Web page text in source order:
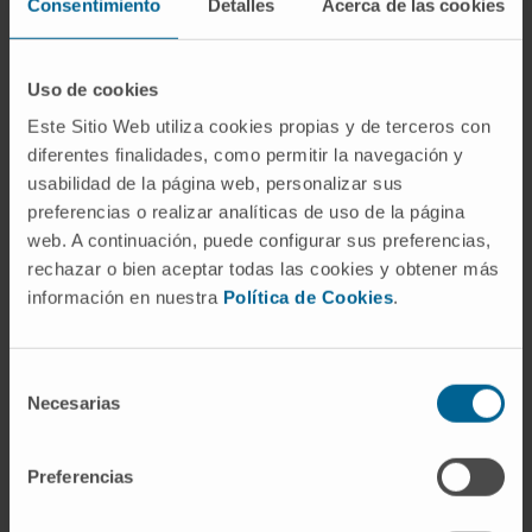
Consentimiento Detalles Acerca de las cookies
Uso de cookies
Este Sitio Web utiliza cookies propias y de terceros con
diferentes finalidades, como permitir la navegación y
usabilidad de la página web, personalizar sus
preferencias o realizar analíticas de uso de la página
web. A continuación, puede configurar sus preferencias,
rechazar o bien aceptar todas las cookies y obtener más
información en nuestra Política de Cookies.
Necesarias
Preferencias
la federación. Colaboramos en programas de
información y formación para la salud, fomentando
la cultura de la calidad, prestigio y reconocimiento
buenos servicios y los valores.
Las asociaciones que integramos la Federación
compartimos diferentes actividades como
intervenciones en encuentros y seminarios,
colaboraciones con medios de comunicación,
público en el Día Internacional del Cáncer de Mama
y un largo etcétera. Además, entre las actividades
que desarrollan las 47 Asociaciones integradas en
fisioterapia, asesoramiento jurídico, voluntariado,